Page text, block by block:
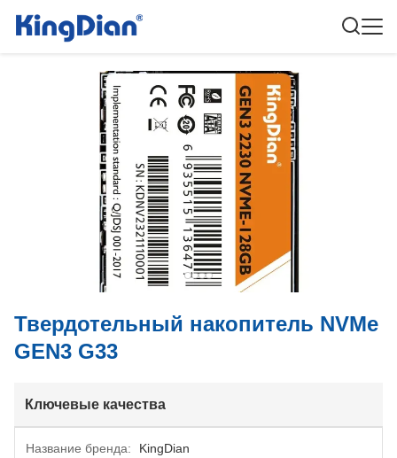
Твердотельный накопитель NVMe
GEN3 G33
Ключевые качества
Название бренда: KingDian